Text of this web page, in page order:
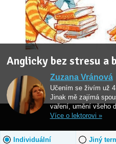
Anglicky bez stresu a
Zuzana Vránová
Učením se živím už
Jinak mě zajímá
vaření, umění všeho
Více o lektorovi »
Individuální
Jiný